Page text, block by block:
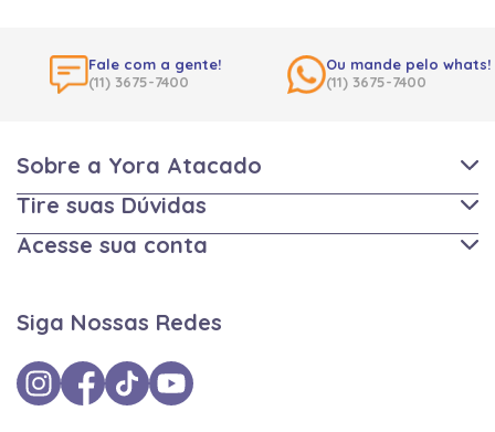
Fale com a gente!
(11) 3675-7400
Ou mande pelo whats!
(11) 3675-7400
Sobre a Yora Atacado
Tire suas Dúvidas
Acesse sua conta
Siga Nossas Redes